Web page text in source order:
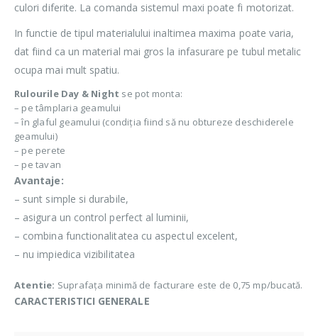
culori diferite. La comanda sistemul maxi poate fi motorizat.
In functie de tipul materialului inaltimea maxima poate varia,
dat fiind ca un material mai gros la infasurare pe tubul metalic
ocupa mai mult spatiu.
Rulourile Day & Night se pot monta:
– pe tâmplaria geamului
– în glaful geamului (condiția fiind să nu obtureze deschiderele
geamului)
– pe perete
– pe tavan
Avantaje:
– sunt simple si durabile,
– asigura un control perfect al luminii,
– combina functionalitatea cu aspectul excelent,
– nu impiedica vizibilitatea
Atentie: Suprafața minimă de facturare este de 0,75 mp/bucată.
CARACTERISTICI GENERALE